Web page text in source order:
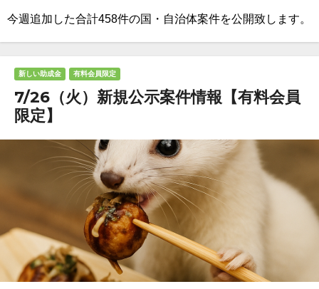
今週追加した合計458件の国・自治体案件を公開致します。
新しい助成金 有料会員限定
7/26（火）新規公示案件情報【有料会員
限定】